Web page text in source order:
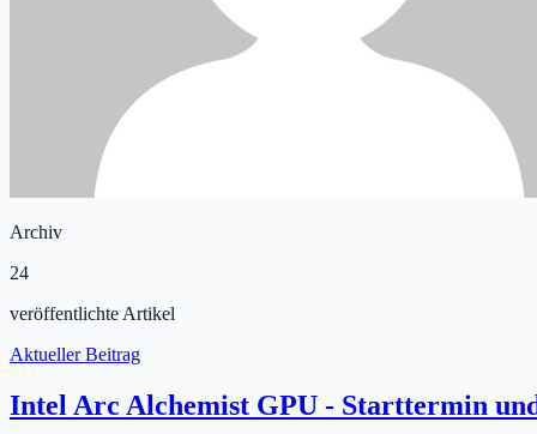
Archiv
24
veröffentlichte Artikel
Aktueller Beitrag
Intel Arc Alchemist GPU - Starttermin